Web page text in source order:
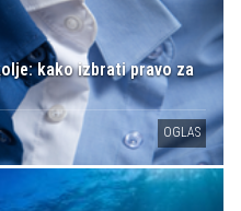
kako izbrati pravo za
OGLAS